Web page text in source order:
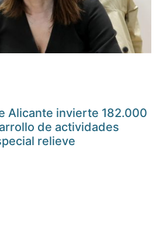
Alicante invierte 182.000
de actividades
relieve